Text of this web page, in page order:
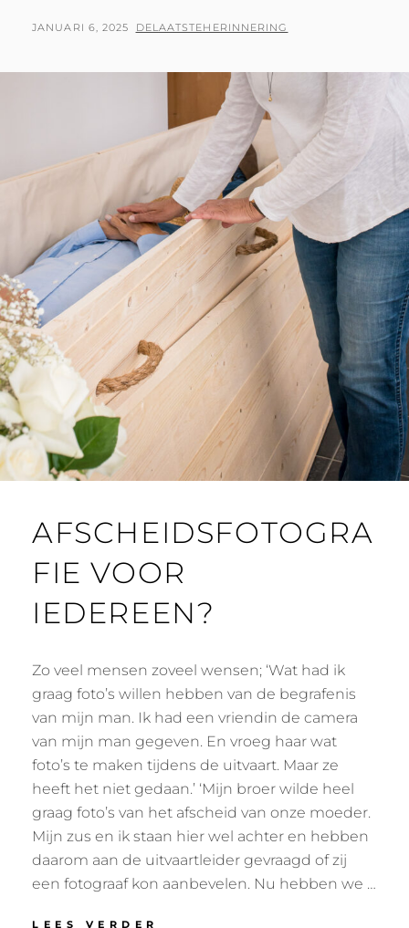
ONMISBAAR
GEPLAATST
JANUARI 6, 2025 BY
DELAATSTEHERINNERING
AFSCHEIDSFOTOGRA
FIE VOOR
IEDEREEN?
Zo veel mensen zoveel wensen; ‘Wat had ik
graag foto’s willen hebben van de begrafenis
van mijn man. Ik had een vriendin de camera
van mijn man gegeven. En vroeg haar wat
foto’s te maken tijdens de uitvaart. Maar ze
heeft het niet gedaan.’ ‘Mijn broer wilde heel
graag foto’s van het afscheid van onze moeder.
Mijn zus en ik staan hier wel achter en hebben
daarom aan de uitvaartleider gevraagd of zij
een fotograaf kon aanbevelen. Nu hebben we …
LEES VERDER